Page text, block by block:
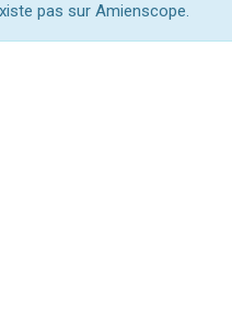
pas sur Amienscope.